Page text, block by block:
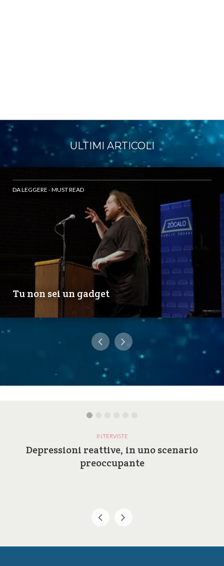
ULTIMI ARTICOLI
DA LEGGERE - MUST READ
Tu non sei un gadget
INTERVISTE
Depressioni reattive, in uno scenario
preoccupante